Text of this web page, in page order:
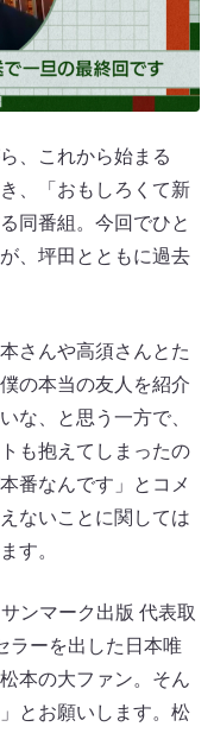
、これから始まる
、「おもしろくて新
同番組。今回でひと
、坪田とともに過去
さんや高須さんとた
の本当の友人を紹介
な、と思う一方で、
も抱えてしまったの
番なんです」とコメ
ないことに関しては
す。
ンマーク出版 代表取
ラーを出した日本唯
本の大ファン。そん
とお願いします。松